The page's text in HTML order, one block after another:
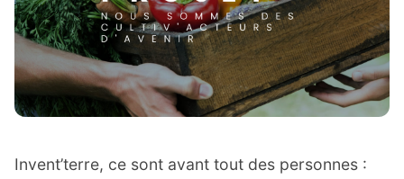
Invent’terre, ce sont avant tout des personnes :